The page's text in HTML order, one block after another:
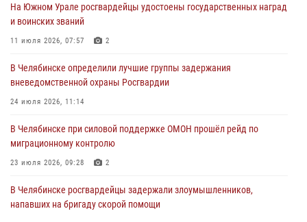
В Уральском округе Росгвардии состоялось заседание
оперативного штаба
30 июля 2026, 10:53
На Южном Урале росгвардейцы удостоены государственных наград
и воинских званий
11 июля 2026, 07:57 2
В Челябинске определили лучшие группы задержания
вневедомственной охраны Росгвардии
24 июля 2026, 11:14
В Челябинске при силовой поддержке ОМОН прошёл рейд по
миграционному контролю
23 июля 2026, 09:28 2
В Челябинске росгвардейцы задержали злоумышленников,
напавших на бригаду скорой помощи